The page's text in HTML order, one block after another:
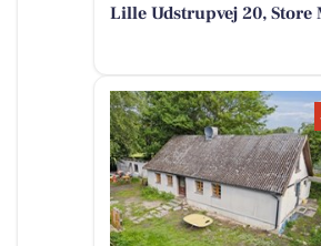
Lille Udstrupvej 20, Store